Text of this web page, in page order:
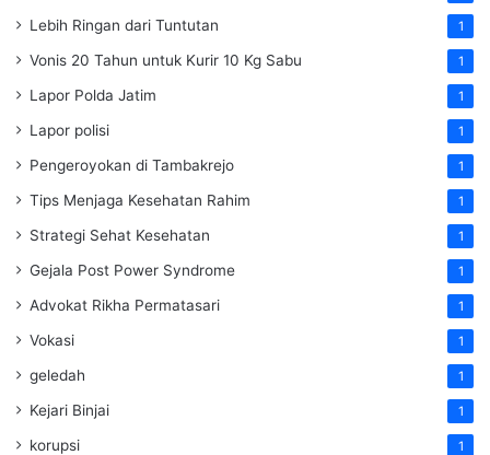
Lebih Ringan dari Tuntutan 1
Vonis 20 Tahun untuk Kurir 10 Kg Sabu 1
Lapor Polda Jatim 1
Lapor polisi 1
Pengeroyokan di Tambakrejo 1
Tips Menjaga Kesehatan Rahim 1
Strategi Sehat Kesehatan 1
Gejala Post Power Syndrome 1
Advokat Rikha Permatasari 1
Vokasi 1
geledah 1
Kejari Binjai 1
korupsi 1